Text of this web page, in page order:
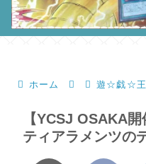
ホーム 遊☆戯☆王
【YCSJ OSAKA
ティアラメンツの